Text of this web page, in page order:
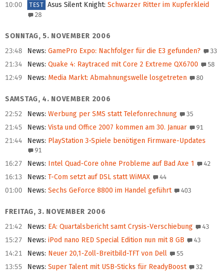
10:00 TEST Asus Silent Knight: Schwarzer Ritter im Kupferkleid
28
SONNTAG, 5. NOVEMBER 2006
23:48
News: GamePro Expo: Nachfolger für die E3 gefunden? 33
21:34 News: Quake 4: Raytraced mit Core 2 Extreme QX6700 58
12:49 News: Media Markt: Abmahnungswelle losgetreten 80
SAMSTAG, 4. NOVEMBER 2006
22:52
News: Werbung per SMS statt Telefonrechnung 35
21:45 News: Vista und Office 2007 kommen am 30. Januar 91
21:44 News: PlayStation 3-Spiele benötigen Firmware-Updates
91
16:27 News: Intel Quad-Core ohne Probleme auf Bad Axe 1 42
16:13 News: T-Com setzt auf DSL statt WiMAX 44
01:00 News: Sechs GeForce 8800 im Handel geführt 403
FREITAG, 3. NOVEMBER 2006
21:42
News: EA: Quartalsbericht samt Crysis-Verschiebung 43
15:27 News: iPod nano RED Special Edition nun mit 8 GB 43
14:21 News: Neuer 20,1-Zoll-Breitbild-TFT von Dell 55
13:55 News: Super Talent mit USB-Sticks für ReadyBoost 32